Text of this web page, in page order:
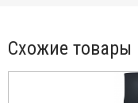
Схожие товары